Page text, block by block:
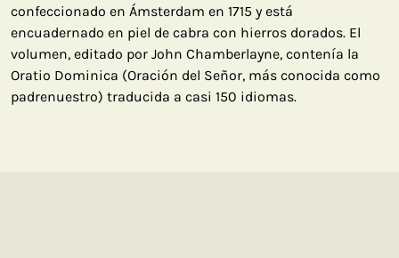
confeccionado en Ámsterdam en 1715 y está
encuadernado en piel de cabra con hierros dorados. El
volumen, editado por John Chamberlayne, contenía la
Oratio Dominica (Oración del Señor, más conocida como
padrenuestro) traducida a casi 150 idiomas.